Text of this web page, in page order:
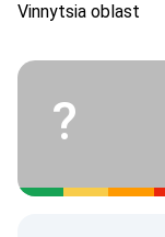
Vinnytsia oblast
?